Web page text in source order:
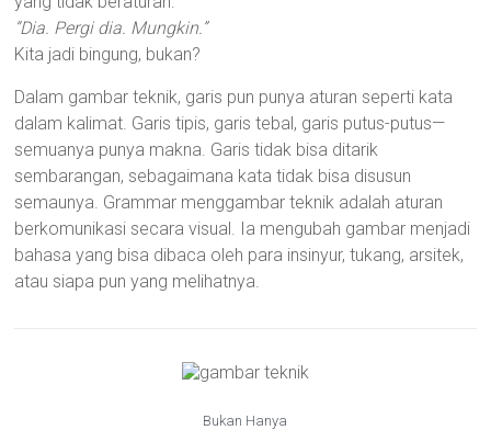
“Dia. Pergi dia. Mungkin.”
Kita jadi bingung, bukan?
Dalam gambar teknik, garis pun punya aturan seperti kata
dalam kalimat. Garis tipis, garis tebal, garis putus-putus—
semuanya punya makna. Garis tidak bisa ditarik
sembarangan, sebagaimana kata tidak bisa disusun
semaunya. Grammar menggambar teknik adalah aturan
berkomunikasi secara visual. Ia mengubah gambar menjadi
bahasa yang bisa dibaca oleh para insinyur, tukang, arsitek,
atau siapa pun yang melihatnya.
Bukan Hanya